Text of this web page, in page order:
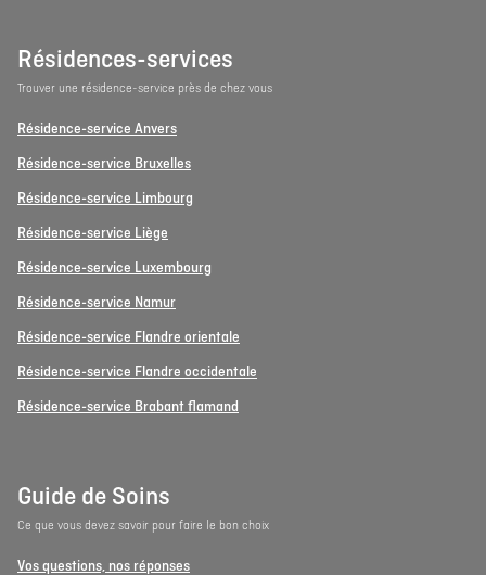
Résidences-services
Trouver une résidence-service près de chez vous
Résidence-service Anvers
Résidence-service Bruxelles
Résidence-service Limbourg
Résidence-service Liège
Résidence-service Luxembourg
Résidence-service Namur
Résidence-service Flandre orientale
Résidence-service Flandre occidentale
Résidence-service Brabant flamand
Guide de Soins
Ce que vous devez savoir pour faire le bon choix
Vos questions, nos réponses